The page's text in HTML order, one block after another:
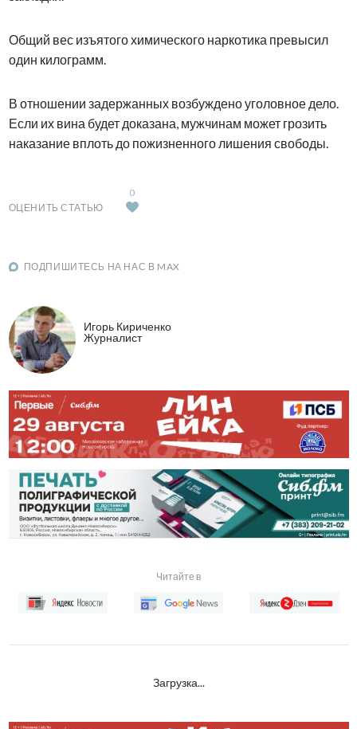
Общий вес изъятого химического наркотика превысил
один килограмм.
В отношении задержанных возбуждено уголовное дело.
Если их вина будет доказана, мужчинам может грозить
наказание вплоть до пожизненного лишения свободы.
ОЦЕНИТЬ СТАТЬЮ
0
ПОДПИШИТЕСЬ НА НАС В MAX
Игорь Кириченко
Журналист
Читайте в
Загрузка...